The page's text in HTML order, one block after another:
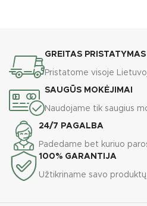
GREITAS PRISTATYMAS
Pristatome visoje
SAUGŪS MOKĖJIMAI
Naudojame tik saugius
24/7 PAGALBA
Padedame bet kuriuo
100% GARANTIJA
Užtikriname savo